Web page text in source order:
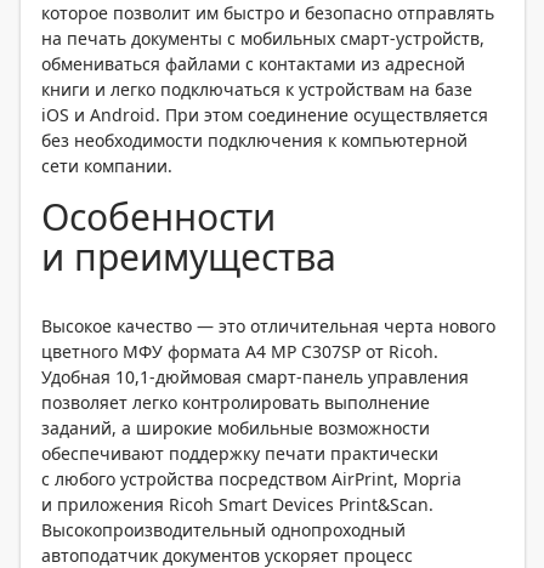
которое позволит им быстро и безопасно отправлять
на печать документы с мобильных смарт-устройств,
обмениваться файлами с контактами из адресной
книги и легко подключаться к устройствам на базе
iOS и Android. При этом соединение осуществляется
без необходимости подключения к компьютерной
сети компании.
Особенности
и преимущества
Высокое качество — это отличительная черта нового
цветного МФУ формата A4 MP C307SP от Ricoh.
Удобная 10,1-дюймовая смарт-панель управления
позволяет легко контролировать выполнение
заданий, а широкие мобильные возможности
обеспечивают поддержку печати практически
с любого устройства посредством AirPrint, Mopria
и приложения Ricoh Smart Devices Print&Scan.
Высокопроизводительный однопроходный
автоподатчик документов ускоряет процесс